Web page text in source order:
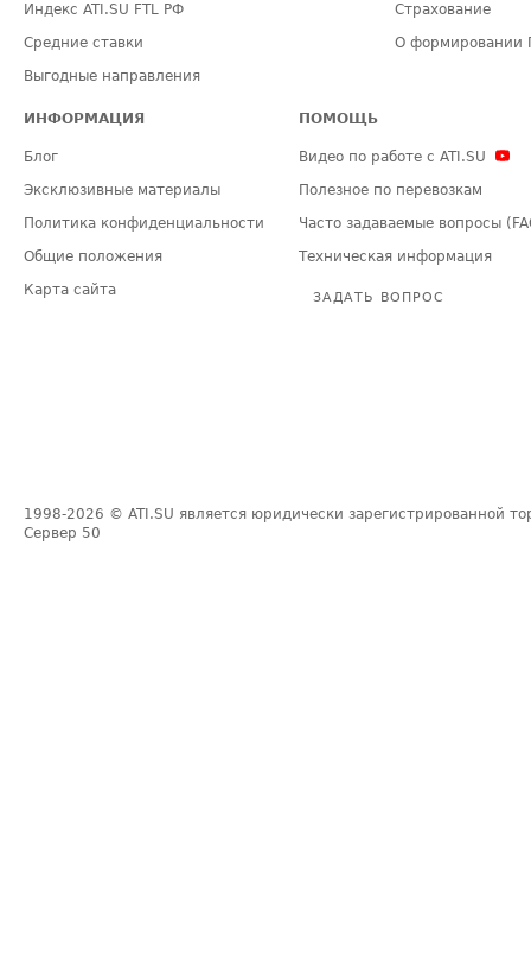
Индекс ATI.SU FTL РФ
Средние ставки
Выгодные направления
Страхование
О формировании
ИНФОРМАЦИЯ
Блог
Эксклюзивные материалы
Политика конфиденциальности
Общие положения
Карта сайта
ПОМОЩЬ
Видео по работе с ATI.SU
Полезное по перевозкам
Часто задаваемые вопросы
Техническая информация
ЗАДАТЬ ВОПРОС
1998-2026 © ATI.SU является юридически зарегистрированной
Сервер 50